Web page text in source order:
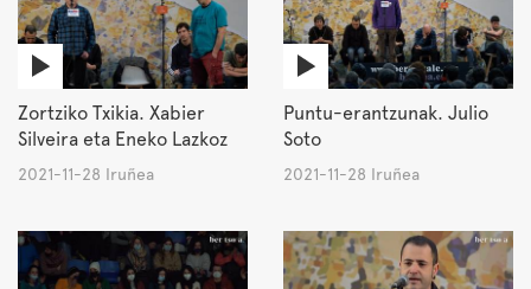
Zortziko Txikia. Xabier
Silveira eta Eneko Lazkoz
2021-11-28 Iruñea
Puntu-erantzunak. Julio
Soto
2021-11-28 Iruñea